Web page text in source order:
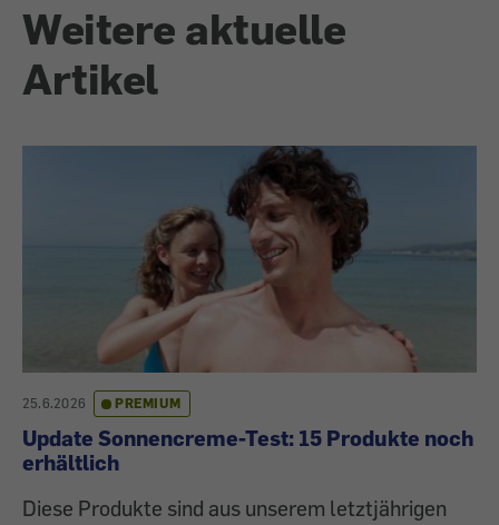
Weitere aktuelle
Artikel
25.6.2026 PREMIUM
Update Sonnencreme-Test: 15 Produkte noch
erhältlich
Diese Produkte sind aus unserem letztjährigen